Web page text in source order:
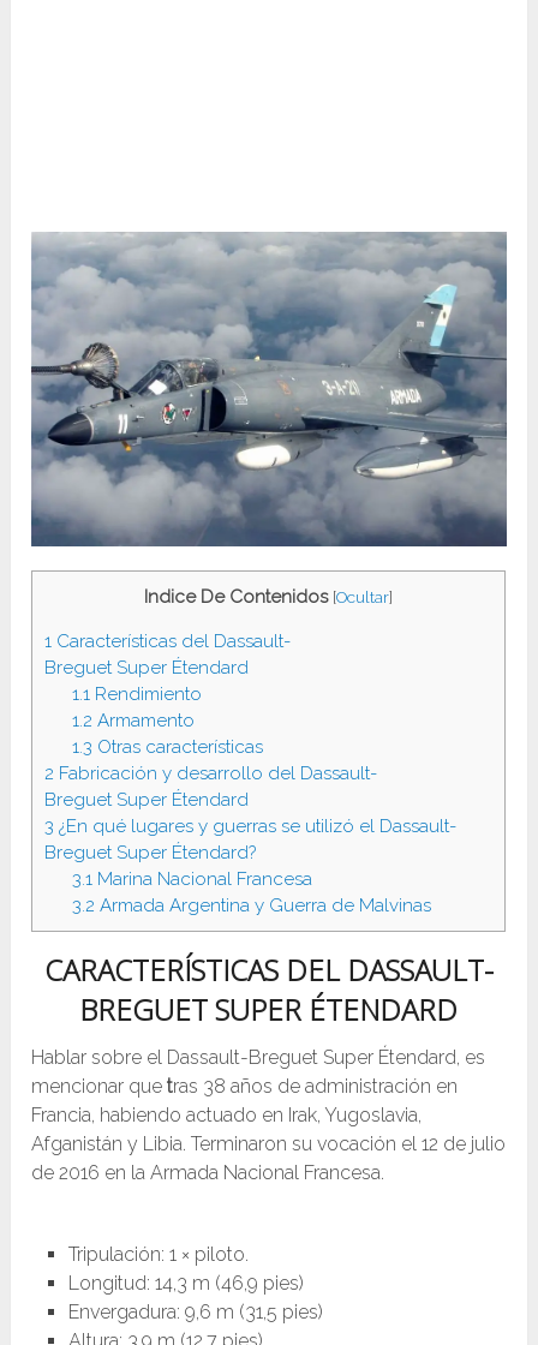
Indice De Contenidos [Ocultar]
1 Características del Dassault-
Breguet Super Étendard
1.1Rendimiento
1.2 Armamento
1.3 Otras características
2 Fabricación y desarrollo del Dassault-
Breguet Super Étendard
3 ¿En qué lugares y guerras se utilizó el Dassault-
Breguet Super Étendard?
3.1Marina Nacional Francesa
3.2 Armada Argentina y Guerra de Malvinas
CARACTERÍSTICAS DEL DASSAULT-
BREGUET SUPER ÉTENDARD
Hablar sobre el Dassault-Breguet Super Étendard, es
mencionar quetras 38 años de administración en
Francia, habiendo actuado en Irak, Yugoslavia,
Afganistán y Libia. Terminaron su vocación el 12 de julio
de 2016 en la Armada Nacional Francesa.
Tripulación: 1 × piloto.
Longitud: 14,3 m (46,9 pies)
Envergadura: 9,6 m (31,5 pies)